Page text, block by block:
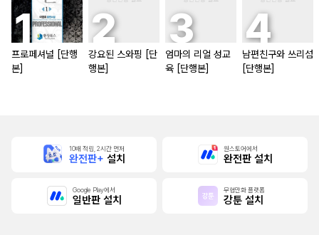
프로페셔널 [단행
본]
강요된 스와핑 [단
행본]
엄마의 리얼 성교
육 [단행본]
남편친구와 쓰리섬
[단행본]
10배 적립, 2시간 먼저
완전판+ 설치
원스토어에서
완전판 설치
Google Play에서
일반판 설치
무협만화 플랫폼
강툰 설치